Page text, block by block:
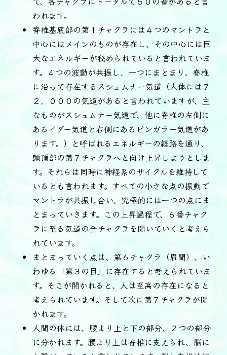
われます。
脊椎基底部の第１チャクラには４つのマントラと
中心にはメインのものが存在し、その中心には巨
大なエネルギーが秘められていると言われていま
す。４つの波動が共振し、一つにまとまり、脊椎
に沿って存在するスシュムナー気道（人体には７
２，０００の気道があると言われていますが、主
なものがスシュムナー気道で、他に脊椎の左側に
あるイダー気道と右側にあるピンガラー気道があ
ります。）と呼ばれるエネルギーの経路を通り、
頭頂部の第７チャクラへと向け上昇しようとしま
す。それらは同時に神経系のサイクルを維持して
いるとも言われます。すべての小さな点の振動で
マントラが共振し合い、究極的には一つの点にま
とまっていきます。この上昇過程で、６番チャク
ラに至る気道の全チャクラを開いていくと考えら
れています。
まとまっていく点は、第６チャクラ（眉間）、い
わゆる「第３の目」に存在すると考えられていま
す。そこが開かれると、人は至高の存在になると
考えられています。そして次に第７チャクラが開
かれます。
人間の体には、腰より上と下の部分、２つの部分
に分かれます。腰より上は脊椎に支えられ、脳に